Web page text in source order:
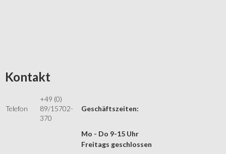
Kontakt
Telefon
+49 (0)
89/15702-
370
Geschäftszeiten:
Mo - Do 9-15 Uhr
Freitags geschlossen